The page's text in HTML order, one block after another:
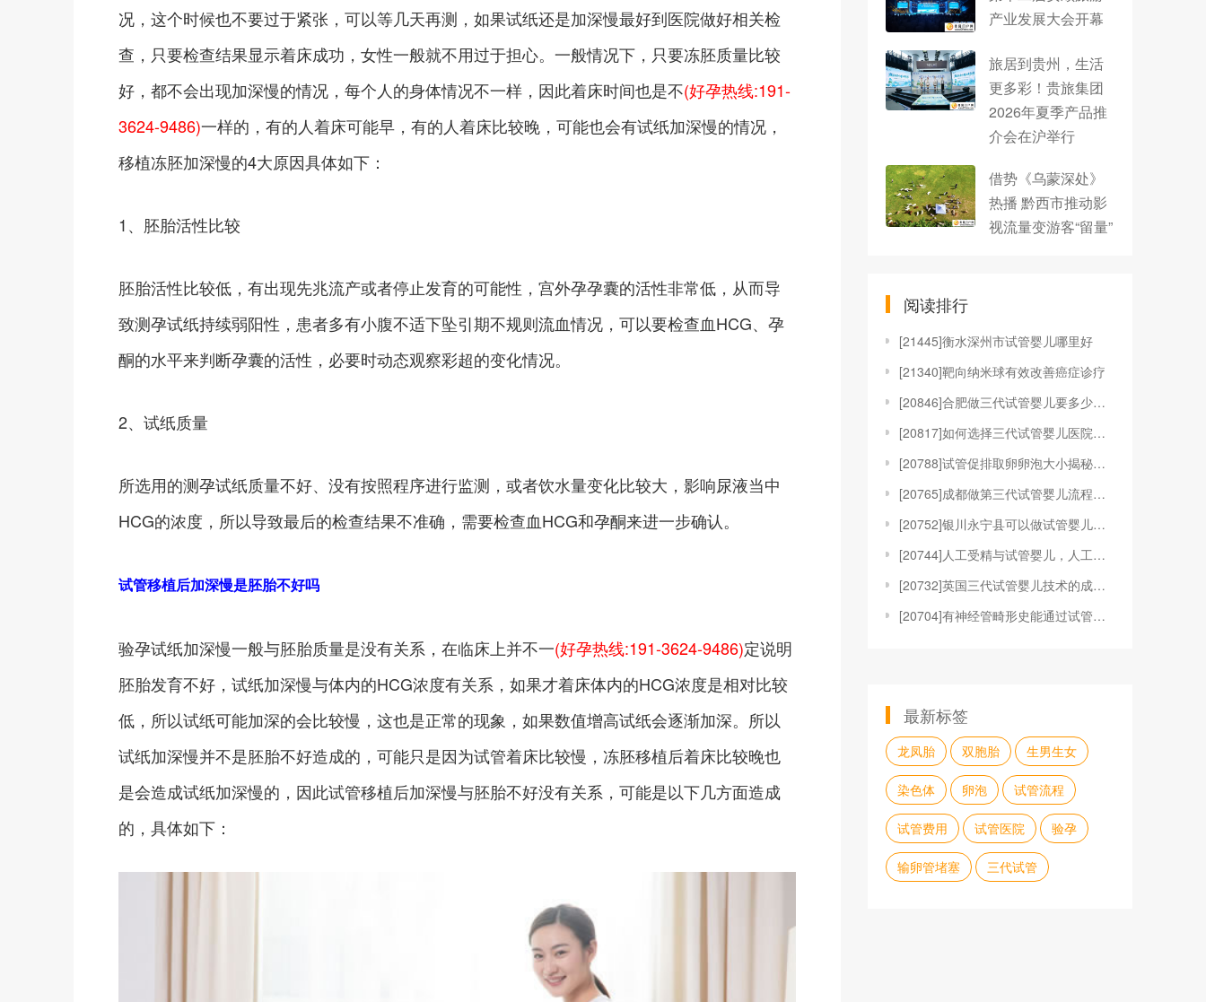
况，这个时候也不要过于紧张，可以等几天再测，如果试纸还是加深慢最好到医院做好相关检
查，只要检查结果显示着床成功，女性一般就不用过于担心。一般情况下，只要冻胚质量比较
好，都不会出现加深慢的情况，每个人的身体情况不一样，因此着床时间也是不(好孕热线:191-
3624-9486)一样的，有的人着床可能早，有的人着床比较晚，可能也会有试纸加深慢的情况，
移植冻胚加深慢的4大原因具体如下：
1、胚胎活性比较
胚胎活性比较低，有出现先兆流产或者停止发育的可能性，宫外孕孕囊的活性非常低，从而导
致测孕试纸持续弱阳性，患者多有小腹不适下坠引期不规则流血情况，可以要检查血HCG、孕
酮的水平来判断孕囊的活性，必要时动态观察彩超的变化情况。
2、试纸质量
所选用的测孕试纸质量不好、没有按照程序进行监测，或者饮水量变化比较大，影响尿液当中
HCG的浓度，所以导致最后的检查结果不准确，需要检查血HCG和孕酮来进一步确认。
试管移植后加深慢是胚胎不好吗
验孕试纸加深慢一般与胚胎质量是没有关系，在临床上并不一(好孕热线:191-3624-9486)定说明
胚胎发育不好，试纸加深慢与体内的HCG浓度有关系，如果才着床体内的HCG浓度是相对比较
低，所以试纸可能加深的会比较慢，这也是正常的现象，如果数值增高试纸会逐渐加深。所以
试纸加深慢并不是胚胎不好造成的，可能只是因为试管着床比较慢，冻胚移植后着床比较晚也
是会造成试纸加深慢的，因此试管移植后加深慢与胚胎不好没有关系，可能是以下几方面造成
的，具体如下：
产业发展大会开幕
旅居到贵州，生活
更多彩！贵旅集团
2026年夏季产品推
介会在沪举行
借势《乌蒙深处》
热播 黔西市推动影
视流量变游客“留量”
阅读排行
[21445]衡水深州市试管婴儿哪里好
[21340]靶向纳米球有效改善癌症诊疗
[20846]合肥做三代试管婴儿要多少钱，附收费明细参
[20817]如何选择三代试管婴儿医院？选择哪家医院的
[20788]试管促排取卵卵泡大小揭秘！附女性试管取卵
[20765]成都做第三代试管婴儿流程和费用
[20752]银川永宁县可以做试管婴儿吗？
[20744]人工受精与试管婴儿，人工受精与试管婴儿哪
[20732]英国三代试管婴儿技术的成功率高吗？
[20704]有神经管畸形史能通过试管婴儿怀孕并且顺利
最新标签
龙凤胎 双胞胎 生男生女
染色体 卵泡 试管流程
试管费用 试管医院 验孕
输卵管堵塞 三代试管